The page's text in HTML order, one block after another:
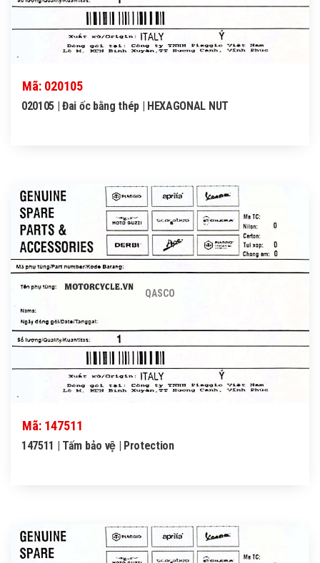
Mã: 020105
020105 | Đai ốc bằng thép | HEXAGONAL NUT
QASCO
Mã: 147511
147511 | Tấm bảo vệ | Protection